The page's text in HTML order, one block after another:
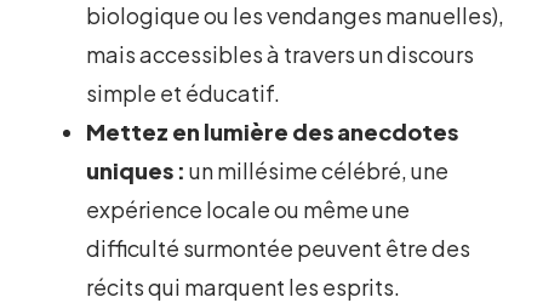
biologique ou les vendanges manuelles),
mais accessibles à travers un discours
simple et éducatif.
Mettez en lumière des anecdotes
uniques : un millésime célébré, une
expérience locale ou même une
difficulté surmontée peuvent être des
récits qui marquent les esprits.